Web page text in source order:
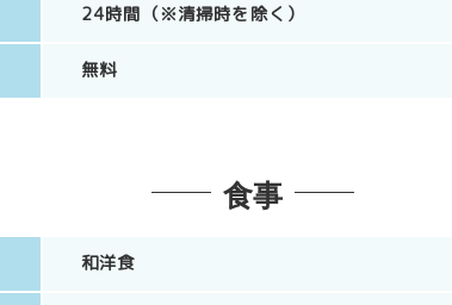
24時間（※清掃時を除く）
無料
食事
和洋食